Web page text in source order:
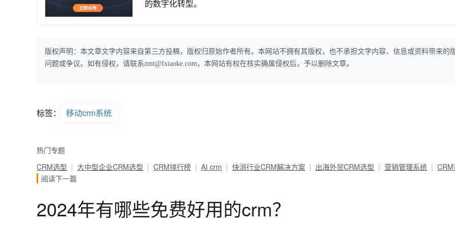
的数字化转型。
版权声明：本文章文字内容来自第三方投稿，版权归原始作者所有。本网站不拥有其版权，也不承担文字内容、信息或资料带来的
问题或争议。如有侵权，请联系zmt@fxiaoke.com，本网站有权在核实确属侵权后，予以删除文章。
标签： 移动crm系统
热门专题
CRM选型
大中型企业CRM选型 CRM排行榜 AI crm 快消行业CRM解决方案 出海外贸CRM选型 营销管理系统
阅读下一篇
2024年有哪些免费好用的crm？